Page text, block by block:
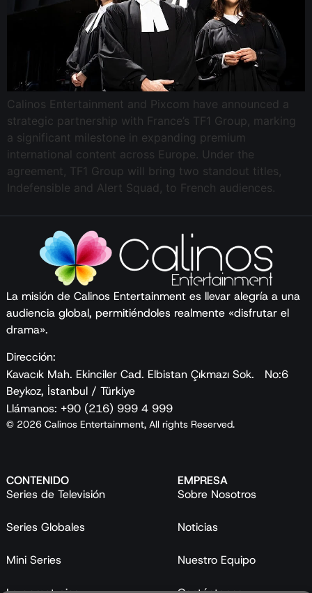
Calinos Entertainment and Pixcom have announced a
strategic partnership with France’s TF1 Group, marking
a significant milestone in expanding premium
international content across Europe. Under the
agreement, TF1 Group will bring two standout titles,
Indefensible and Alert Squad, to French audiences.
La misión de Calinos Entertainment es llevar alegría a una
audiencia global, permitiéndoles realmente «disfrutar el
drama».
Dirección:
Kavacık Mah. Ekinciler Cad. Elbistan Çıkmazı Sok. No:6
Beykoz, İstanbul / Türkiye
Llámanos: +90 (216) 999 4 999
© 2026 Calinos Entertainment, All rights Reserved.
CONTENIDO
Series de Televisión
Series Globales
Mini Series
EMPRESA
Sobre Nosotros
Noticias
Nuestro Equipo